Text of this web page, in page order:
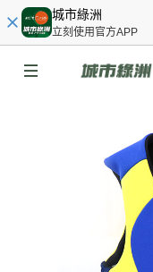
城市綠洲
立刻使用官方APP